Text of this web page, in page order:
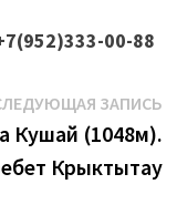
00-88
ЗАПИСЬ
Кушай (1048м).
Крыктытау